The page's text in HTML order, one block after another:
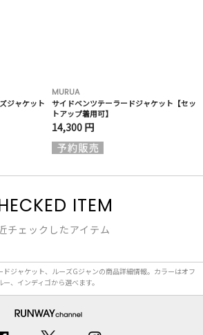
ジャケット
MURUA
サイドベンツテーラードジャケット【セッ
トアップ着用可】
14,300 円
ITEM
チェックしたアイテム
ジャケット、ルーズGジャンの商品詳細情報。カラーはオフ
、インディゴから選べます。